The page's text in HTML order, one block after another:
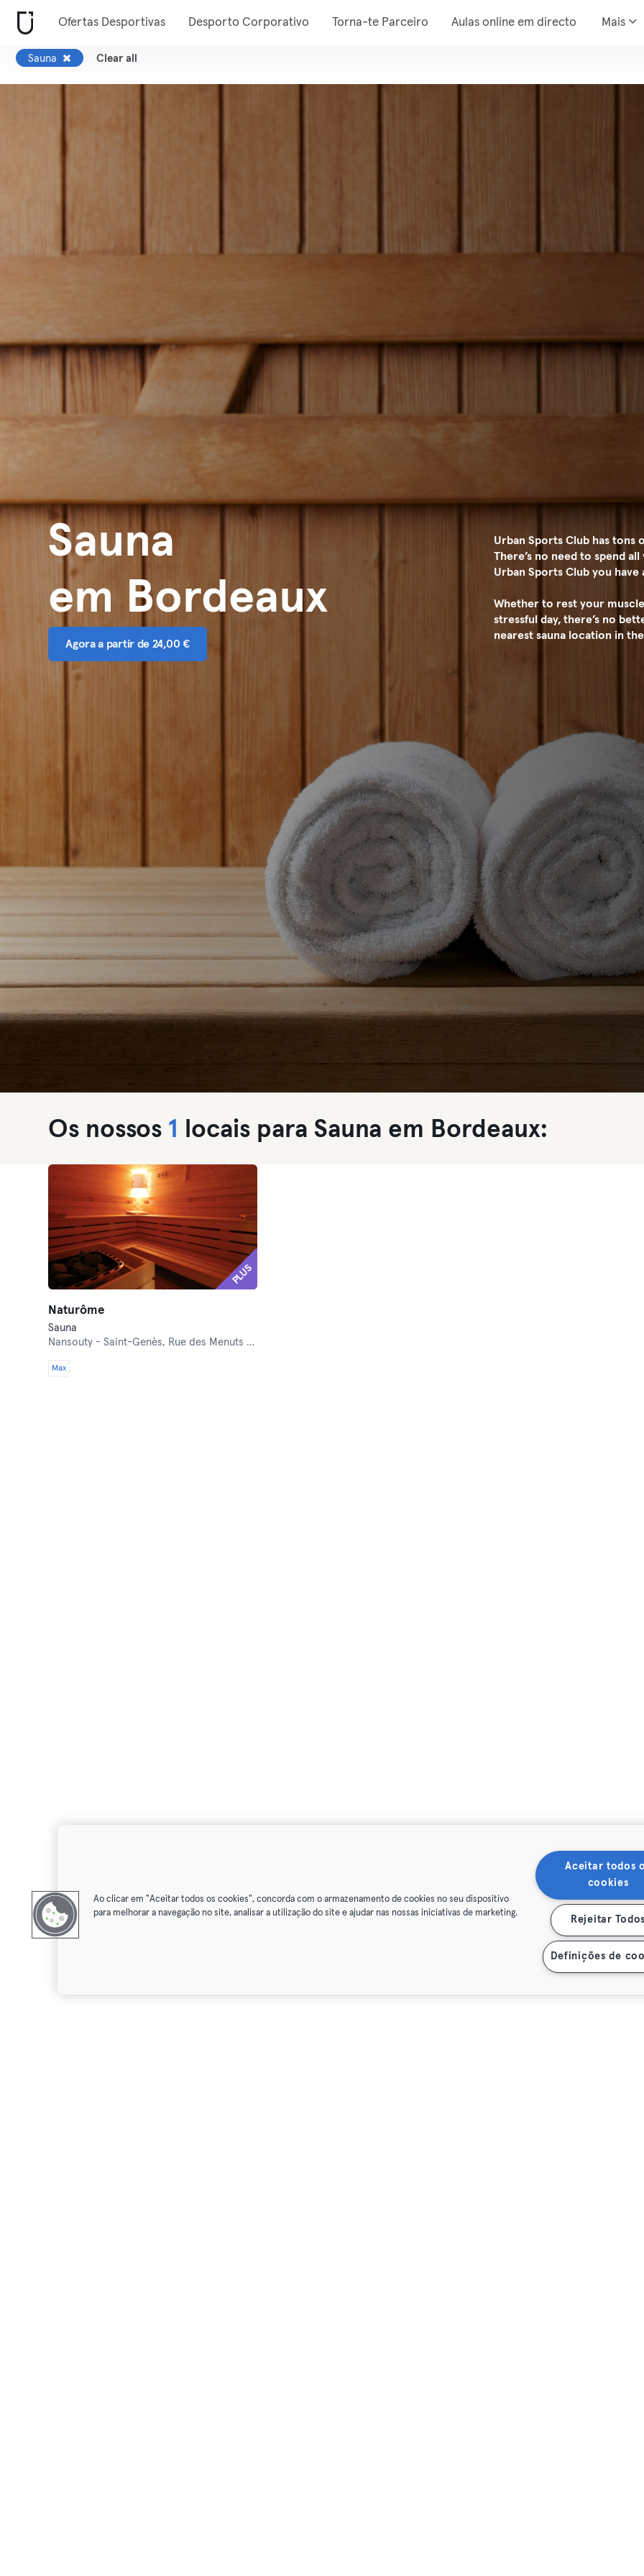
Ofertas Desportivas Desporto Corporativo Torna-te Parceiro Aulas online em directo Mais
Sauna Clear all
Sauna
em Bordeaux
Agora a partir de 24,00 €
Urban Sports Club has tons
There’s no need to spend
Urban Sports Club you
Whether to rest your
stressful day, there’s no
nearest sauna location in
Os nossos 1 locais para Sauna em Bordeaux:
PLUS
Naturôme
Sauna
Nansouty - Saint-Genès, Rue des Menuts 29
Max
Ao clicar em "Aceitar todos os cookies", concorda com o armazenamento de cookies no seu dispositivo
para melhorar a navegação no site, analisar a utilização do site e ajudar nas nossas iniciativas de marketing.
Aceitar todos
cookies
Rejeitar
Definições de